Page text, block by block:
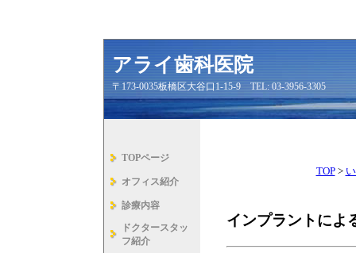
アライ歯科医院
〒173-0035板橋区大谷口1-15-9 TEL: 03-3956-3305
TOPページ
オフィス紹介
診療内容
ドクタースタッ
フ紹介
TOP>
インプラントによ